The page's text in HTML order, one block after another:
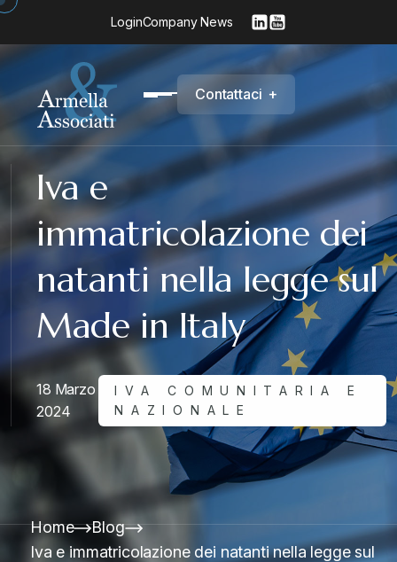
LoginCompany News
Contattaci +
Iva e
immatricolazione dei
natanti nella legge sul
Made in Italy
18 Marzo
2024
IVA COMUNITARIA E
NAZIONALE
Home
Blog
Iva e immatricolazione dei natanti nella legge sul